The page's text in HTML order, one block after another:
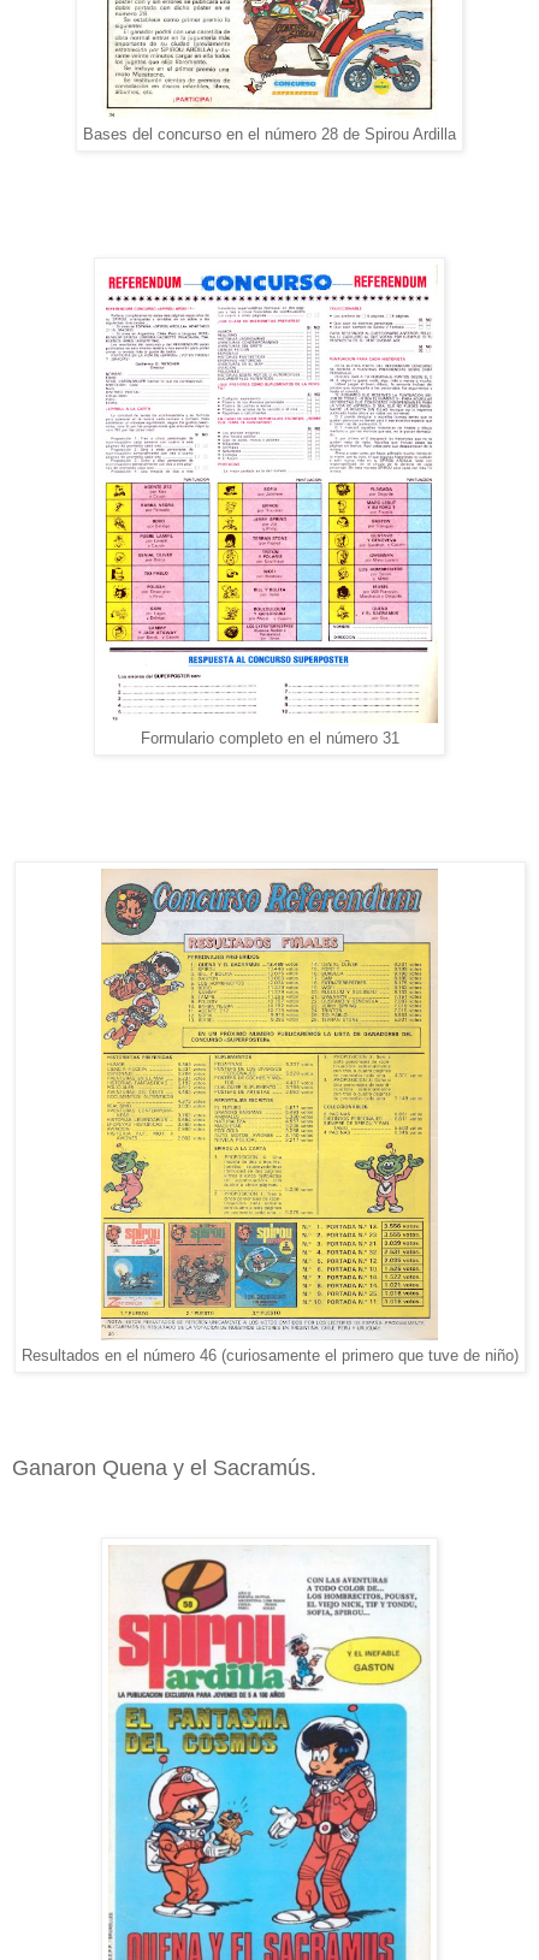
Bases del concurso en el número 28 de Spirou Ardilla
Formulario completo en el número 31
Resultados en el número 46 (curiosamente el primero que tuve de niño)
Ganaron Quena y el Sacramús.